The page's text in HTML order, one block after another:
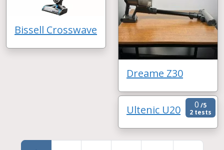
Bissell Crosswave
Dreame Z30
0 /5
2 tests
Ultenic U20